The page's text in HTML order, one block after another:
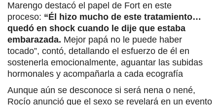
Marengo destacó el papel de Fort en este
proceso: “Él hizo mucho de este tratamiento…
quedó en shock cuando le dije que estaba
embarazada. Mejor papá no le puede haber
tocado”, contó, detallando el esfuerzo de él en
sostenerla emocionalmente, aguantar las subidas
hormonales y acompañarla a cada ecografía
Aunque aún se desconoce si será nena o nené,
Rocío anunció que el sexo se revelará en un evento